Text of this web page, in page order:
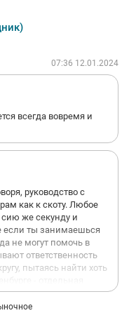
07:36 12.01.2024
всегда вовремя и
руководство с
как к скоту. Любое
же секунду и
если ты занимаешься
не могут помочь в
ответственность
пытаясь найти хоть
- отдельная
и неадекватные
постоянно грубят,по